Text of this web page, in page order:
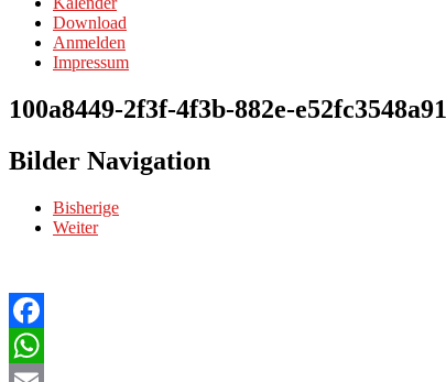
Download
Anmelden
Impressum
100a8449-2f3f-4f3b-882e-e52fc3548a91
Bilder Navigation
Bisherige
Weiter
Facebook